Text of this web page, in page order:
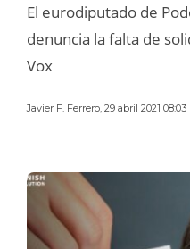
El eurodiputado de
denuncia la falta de
Vox
Javier F. Ferrero, 29 abril 2021 08:03